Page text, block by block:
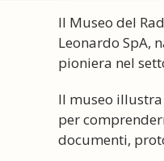
Il Museo del
Leonardo SpA,
pioniera nel
Il museo
per
documenti,